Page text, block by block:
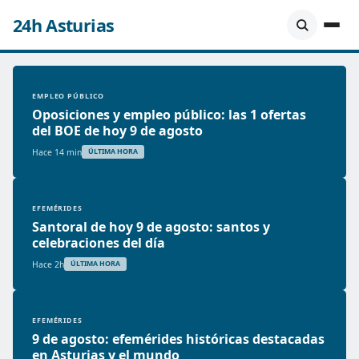
24h Asturias
EMPLEO PÚBLICO
Oposiciones y empleo público: las 1 ofertas
del BOE de hoy 9 de agosto
Hace 14 min ÚLTIMA HORA
EFEMÉRIDES
Santoral de hoy 9 de agosto: santos y
celebraciones del día
Hace 2h ÚLTIMA HORA
EFEMÉRIDES
9 de agosto: efemérides históricas destacadas
en Asturias y el mundo